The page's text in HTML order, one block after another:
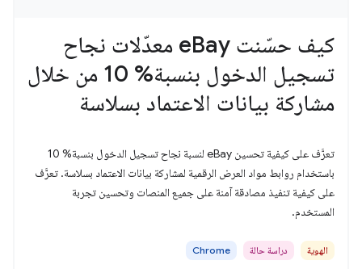
كيف حسّنت eBay معدّلات نجاح
تسجيل الدخول بنسبة% 10 من خلال
مشاركة بيانات الاعتماد بسلاسة
تعرَّف على كيفية تحسين eBay لنسبة نجاح تسجيل الدخول بنسبة% 10
باستخدام روابط مواد العرض الرقمية لمشاركة بيانات الاعتماد بسلاسة. تعرَّف
على كيفية تنفيذ مصادقة آمنة على جميع المنصات وتحسين تجربة
المستخدم.
الهوية دراسة حالة Chrome